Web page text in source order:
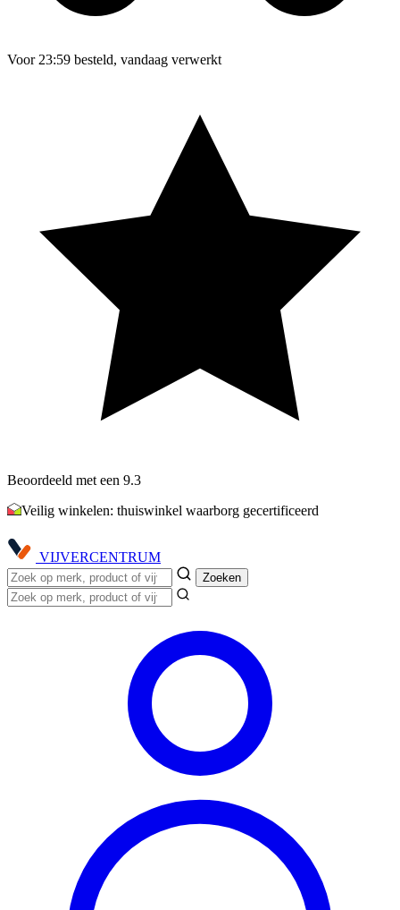
Voor 23:59 besteld, vandaag verwerkt
Beoordeeld met een 9.3
Veilig winkelen: thuiswinkel waarborg gecertificeerd
VIJVERCENTRUM
Zoeken